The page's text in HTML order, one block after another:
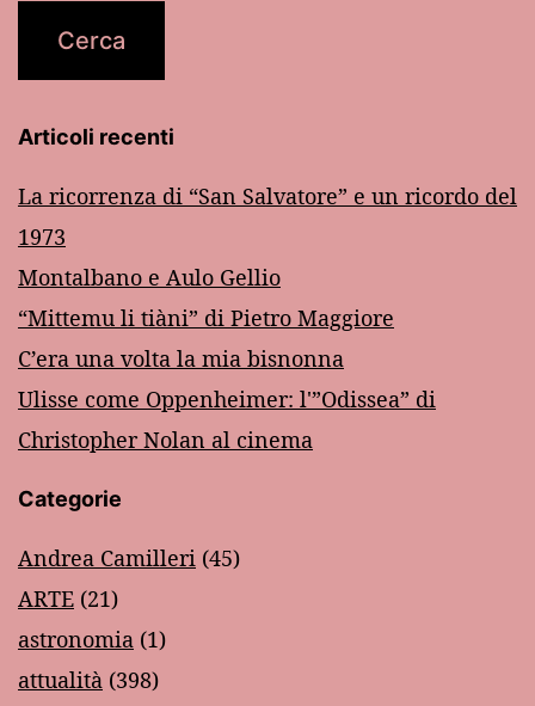
Articoli recenti
La ricorrenza di “San Salvatore” e un ricordo del
1973
Montalbano e Aulo Gellio
“Mittemu li tiàni” di Pietro Maggiore
C’era una volta la mia bisnonna
Ulisse come Oppenheimer: l'”Odissea” di
Christopher Nolan al cinema
Categorie
Andrea Camilleri (45)
ARTE (21)
astronomia (1)
attualità (398)